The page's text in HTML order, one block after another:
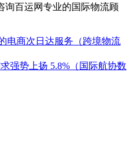
询百运网专业的国际物流顾
电商次日达服务（跨境物流
强势上扬 5.8%（国际航协数